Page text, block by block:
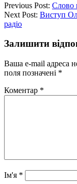
Previous Post: Слово
Next Post: Виступ
радіо
Залишити
Ваша e-mail адреса
поля позначені *
Коментар *
Ім'я *